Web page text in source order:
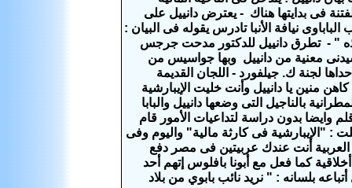
فى بدايتها هناك - يعترض دانييل على
نيافة الأنبا تادرس يقوله فى البيان :
" - تطرق دانييل للدكتور مدحت جرجس
معنية من دانييل وبها جواسيس من
لجنة ك. جيلفورد - اللجان القديمة
منين يا دانييل وأنت خليت الإيبارشية
بالناجيل التى وضعها دانييل والبابا
وايضا بدون دراسة لتداعيات الأمور قام
: "الإيبارشية فى كارثة مالية" واليوم وفى
أنت عندك عربيتين فى مصر دفع
كما فعل مع أبونا بافلوس إتهم أحد
أتباعه بلسانه : " نريد نائب بابوي من بلاد